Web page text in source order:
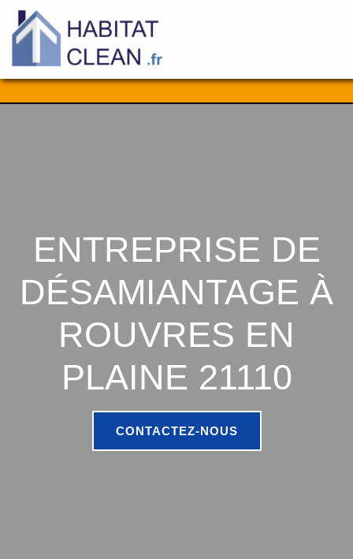
Aller
ENTREPRISE DE
DÉSAMIANTAGE À
ROUVRES EN
PLAINE 21110
CONTACTEZ-NOUS